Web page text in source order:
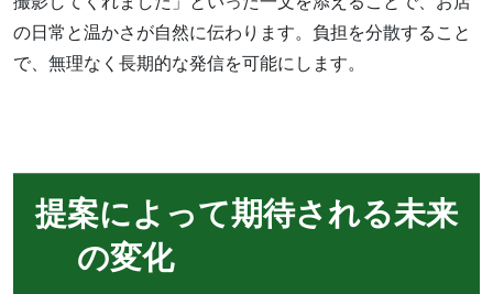
の日常と温かさが自然に伝わります。負担を分散すること
で、無理なく長期的な発信を可能にします。
提案によって期待される未来
の変化